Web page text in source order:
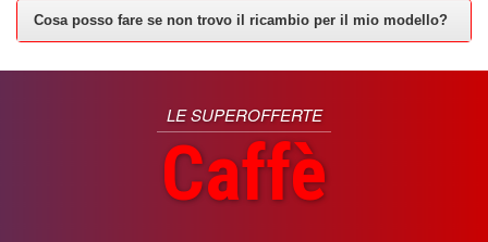
Cosa posso fare se non trovo il ricambio per il mio modello?
LE SUPEROFFERTE
Caffè